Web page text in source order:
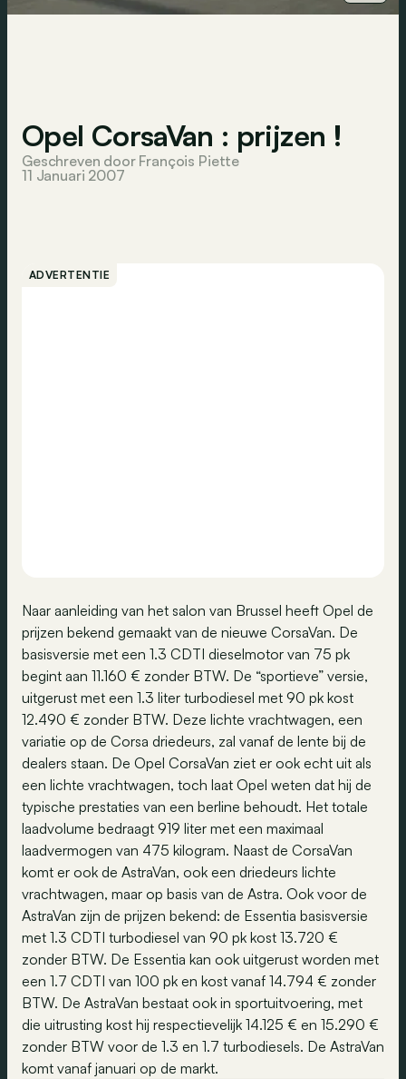
Opel CorsaVan : prijzen !
Geschreven door François Piette
11 Januari 2007
ADVERTENTIE
Naar aanleiding van het salon van Brussel heeft Opel de
prijzen bekend gemaakt van de nieuwe CorsaVan. De
basisversie met een 1.3 CDTI dieselmotor van 75 pk
begint aan 11.160 € zonder BTW. De “sportieve” versie,
uitgerust met een 1.3 liter turbodiesel met 90 pk kost
12.490 € zonder BTW. Deze lichte vrachtwagen, een
variatie op de Corsa driedeurs, zal vanaf de lente bij de
dealers staan. De Opel CorsaVan ziet er ook echt uit als
een lichte vrachtwagen, toch laat Opel weten dat hij de
typische prestaties van een berline behoudt. Het totale
laadvolume bedraagt 919 liter met een maximaal
laadvermogen van 475 kilogram. Naast de CorsaVan
komt er ook de AstraVan, ook een driedeurs lichte
vrachtwagen, maar op basis van de Astra. Ook voor de
AstraVan zijn de prijzen bekend: de Essentia basisversie
met 1.3 CDTI turbodiesel van 90 pk kost 13.720 €
zonder BTW. De Essentia kan ook uitgerust worden met
een 1.7 CDTI van 100 pk en kost vanaf 14.794 € zonder
BTW. De AstraVan bestaat ook in sportuitvoering, met
die uitrusting kost hij respectievelijk 14.125 € en 15.290 €
zonder BTW voor de 1.3 en 1.7 turbodiesels. De AstraVan
komt vanaf januari op de markt.